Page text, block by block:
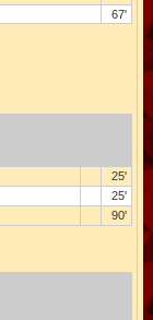
67'
25'
25'
90'